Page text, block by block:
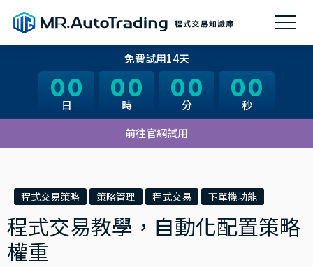
00
日 00
時 00
分 00
秒
前往官網試用
免費試用14天
00
日 00
時 00
分 00
秒
程式交易策略 策略管理 程式交易 下單機功能
程式交易教學，自動化配置策略
權重